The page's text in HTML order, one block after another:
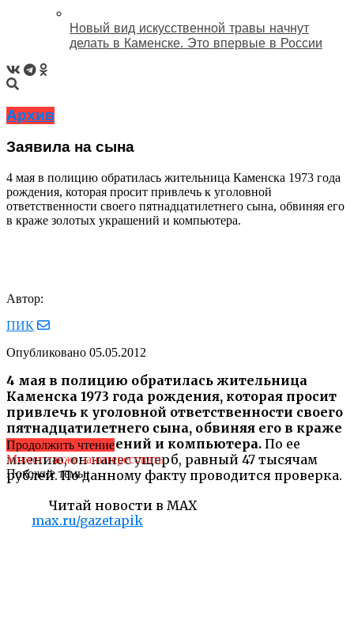
Новый вид искусственной травы начнут
делать в Каменске. Это впервые в России
Архив
Заявила на сына
4 мая в полицию обратилась жительница Каменска 1973 года
рождения, которая просит привлечь к уголовной
ответственности своего пятнадцатилетнего сына, обвиняя его
в краже золотых украшений и компьютера.
Автор:
ПИК
Опубликовано 05.05.2012
4 мая в полицию обратилась жительница
Каменска 1973 года рождения, которая просит
привлечь к уголовной ответственности своего
пятнадцатилетнего сына, обвиняя его в краже
золотых украшений и компьютера. По ее
мнению, он нанес ущерб, равный 47 тысячам
рублей. По данному факту проводится проверка.
Читай новости в MAX
max.ru/gazetapik
Продолжить чтение
Может также заинтересовать
Похожие темы: